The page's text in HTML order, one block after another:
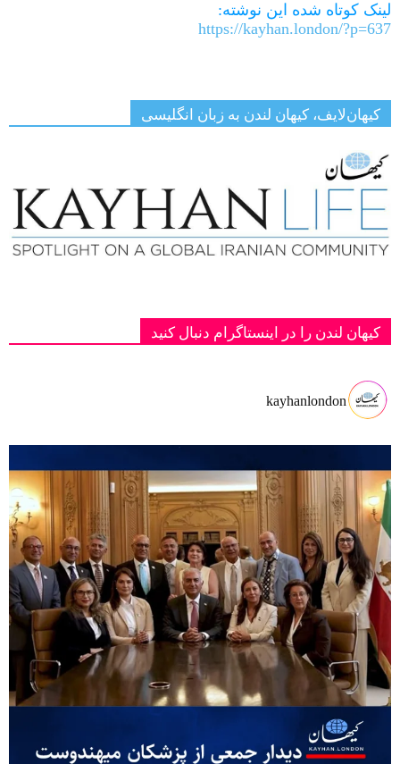
لینک کوتاه شده این نوشته:
https://kayhan.london/?p=637
کیهان‌لایف، کیهان لندن به زبان انگلیسی
کیهان لندن را در اینستاگرام دنبال کنید
kayhanlondon